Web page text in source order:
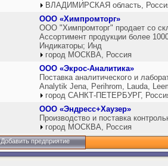
ВЛАДИМИРСКАЯ область,
ООО «Химпромторг»
ООО "Химпромторг" продает со
Ассортимент продукции более
Индикаторы; Инд
город МОСКВА, Россия
ООО «Экрос-Аналитика»
Поставка аналитического и
Analytik Jena, Perihrom, Lauda,
город САНКТ-ПЕТЕРБУРГ,
ООО «Эндресс+Хаузер»
Производство и поставка
город МОСКВА, Россия
Добавить предприятие